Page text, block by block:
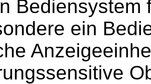
Bediensystem
ein